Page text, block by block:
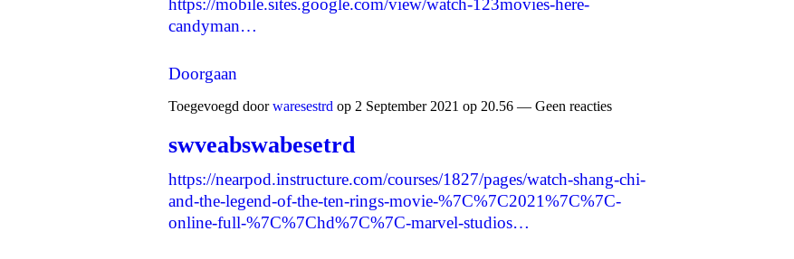
https://mobile.sites.google.com/view/watch-123movies-here-
candyman…
Doorgaan
Toegevoegd doorwaresestrd op 2 September 2021 op 20.56 — Geen reacties
swveabswabesetrd
https://nearpod.instructure.com/courses/1827/pages/watch-shang-chi-
and-the-legend-of-the-ten-rings-movie-%7C%7C2021%7C%7C-
online-full-%7C%7Chd%7C%7C-marvel-studios…